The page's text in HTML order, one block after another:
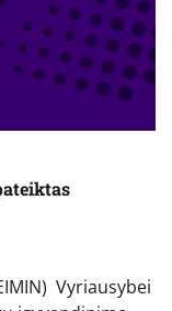
Vyriausybei